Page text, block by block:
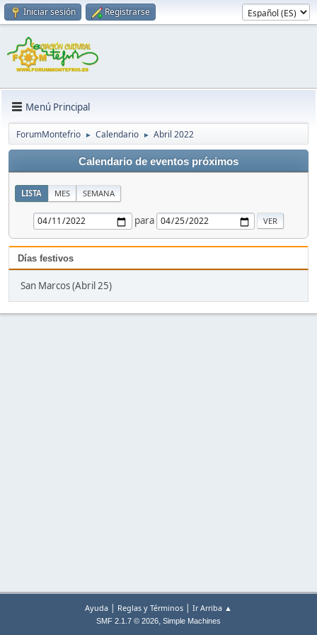
Iniciar sesión Registrarse
Menú Principal
ForumMontefrio ► Calendario ► Abril 2022
Calendario de eventos próximos
LISTA MES SEMANA
para
Días festivos
San Marcos (Abril 25)
Ayuda | Reglas y Términos | Ir Arriba ▲
SMF 2.1.7 © 2026, Simple Machines